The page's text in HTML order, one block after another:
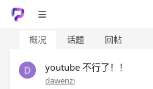
概况 话题 回帖
youtube 不行了！！
dawenzi